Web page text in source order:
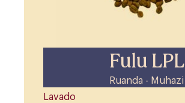
Fulu LPL
Ruanda - Muhazi
Lavado